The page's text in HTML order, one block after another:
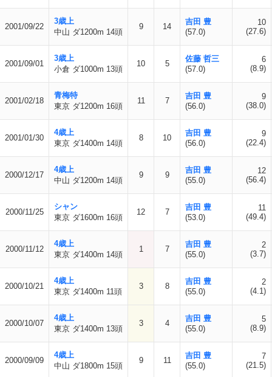
2001/09/22
3歳上
中山 ダ1200m 14頭
9 14
吉田 豊
(57.0)
10
(27.6)
2001/09/01
3歳上
小倉 ダ1000m 13頭
10 5
佐藤 哲三
(57.0)
6
(8.9)
2001/02/18
青梅特
東京 ダ1200m 16頭
11 7
吉田 豊
(56.0)
9
(38.0)
2001/01/30
4歳上
東京 ダ1400m 14頭
8 10
吉田 豊
(56.0)
9
(22.4)
2000/12/17
4歳上
中山 ダ1200m 14頭
9 9
吉田 豊
(55.0)
12
(56.4)
2000/11/25
シャン
東京 ダ1600m 16頭
12 7
吉田 豊
(53.0)
11
(49.4)
2000/11/12
4歳上
東京 ダ1400m 14頭
1 7
吉田 豊
(55.0)
2
(3.7)
2000/10/21
4歳上
東京 ダ1400m 11頭
3 8
吉田 豊
(55.0)
2
(4.1)
2000/10/07
4歳上
東京 ダ1400m 13頭
3 4
吉田 豊
(55.0)
5
(8.9)
2000/09/09
4歳上
中山 ダ1800m 15頭
9 11
吉田 豊
(55.0)
7
(21.5)